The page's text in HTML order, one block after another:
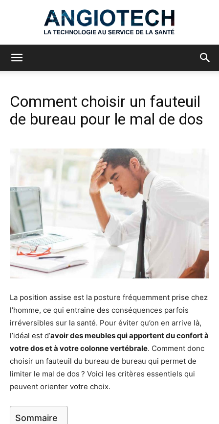
Comment choisir un fauteuil
de bureau pour le mal de dos
La position assise est la posture fréquemment prise chez
l’homme, ce qui entraine des conséquences parfois
irréversibles sur la santé. Pour éviter qu’on en arrive là,
l’idéal est d’avoir des meubles qui apportent du confort à
votre dos et à votre colonne vertébrale. Comment donc
choisir un fauteuil du bureau de bureau qui permet de
limiter le mal de dos ? Voici les critères essentiels qui
peuvent orienter votre choix.
Sommaire